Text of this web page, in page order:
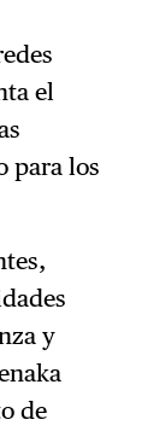
el
para los
y
de